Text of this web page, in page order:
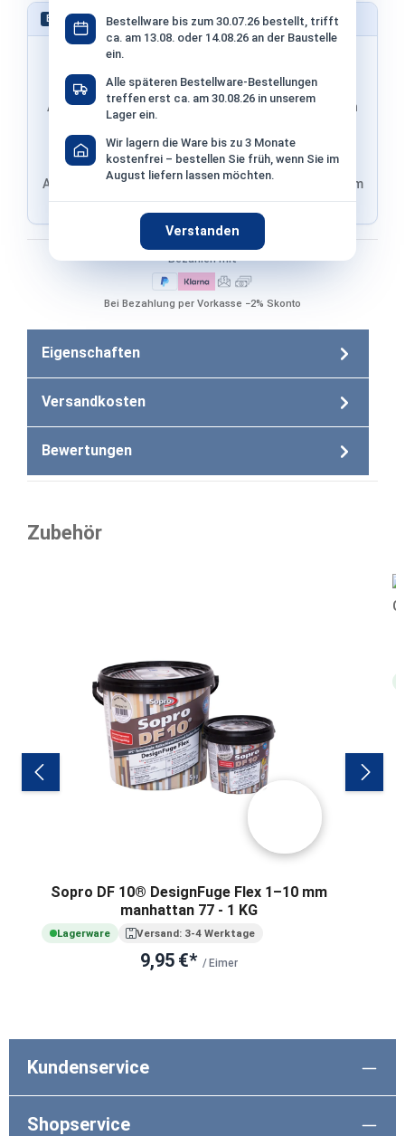
Bestellware bis zum 30.07.26 bestellt, trifft
ca. am 13.08. oder 14.08.26 an der Baustelle
ein.
Alle späteren Bestellware-Bestellungen
treffen erst ca. am 30.08.26 in unserem
Lager ein.
Wir lagern die Ware bis zu 3 Monate
kostenfrei – bestellen Sie früh, wenn Sie im
August liefern lassen möchten.
Verstanden
EXPRESS Schnell bestellen – ohne Konto
Adresse & Versand werden von PayPal übernommen
Adresse von Klarna, Versand wird im finalen Schritt im
Shop ausgewählt
Bezahlen mit
Bei Bezahlung per Vorkasse −2% Skonto
Eigenschaften
Versandkosten
Bewertungen
Zubehör
Sopro DF 10® DesignFuge Flex 1–10 mm
manhattan 77 - 1 KG
Lagerware Versand: 3-4 Werktage
9,95 €* / Eimer
Kundenservice
Shopservice